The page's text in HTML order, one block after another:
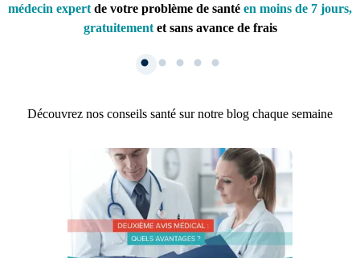
médecin expert de votre problème de santé en moins de 7 jours,
gratuitementet sans avance de frais
1. Inscription
Découvrez nos conseils santé sur notre blog chaque semaine